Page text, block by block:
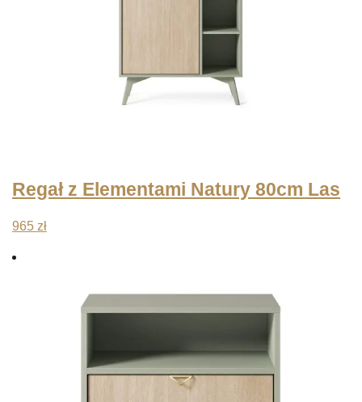
Regał z Elementami Natury 80cm Las
965 zł